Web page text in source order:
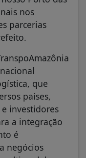
nos
parcerias
que
países,
investidores
a integração
é
negócios